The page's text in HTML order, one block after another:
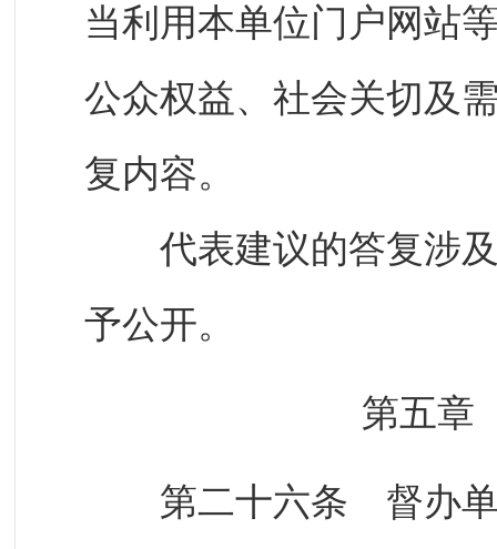
当利用本单位门户网站
公众权益、社会关切及
复内容。
代表建议的答复涉及
予公开。
第五章
第二十六条 督办单